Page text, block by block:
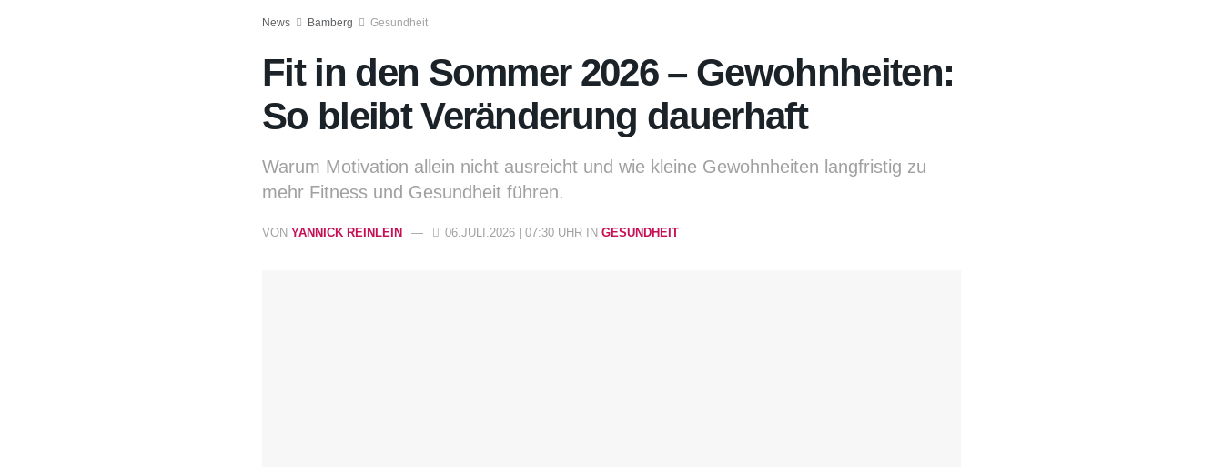
News Bamberg Gesundheit
Fit in den Sommer 2026 – Gewohnheiten:
So bleibt Veränderung dauerhaft
Warum Motivation allein nicht ausreicht und wie kleine Gewohnheiten langfristig zu
mehr Fitness und Gesundheit führen.
VON YANNICK REINLEIN 06.JULI.2026 | 07:30 UHR IN GESUNDHEIT